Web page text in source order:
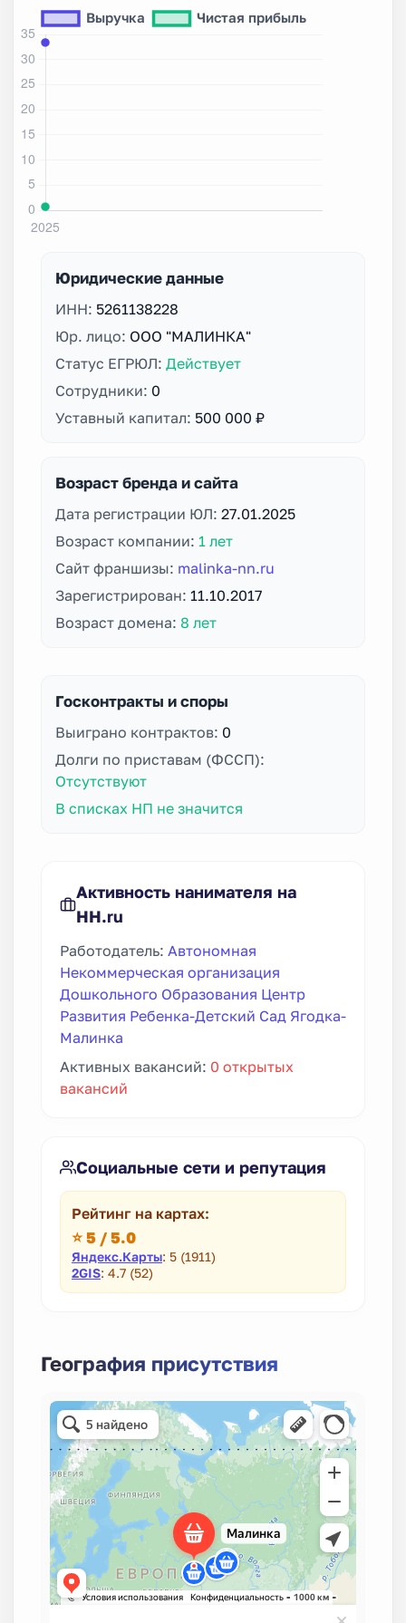
Юридические данные
ИНН: 5261138228
Юр. лицо: ООО "МАЛИНКА"
Статус ЕГРЮЛ: Действует
Сотрудники: 0
Уставный капитал: 500 000 ₽
Возраст бренда и сайта
Дата регистрации ЮЛ: 27.01.2025
Возраст компании: 1 лет
Сайт франшизы: malinka-nn.ru
Зарегистрирован: 11.10.2017
Возраст домена: 8 лет
Госконтракты и споры
Выиграно контрактов: 0
Долги по приставам (ФССП):
Отсутствуют
В списках НП не значится
Активность нанимателя на
HH.ru
Работодатель: Автономная
Некоммерческая организация
Дошкольного Образования Центр
Развития Ребенка-Детский Сад Ягодка-
Малинка
Активных вакансий: 0 открытых
вакансий
Социальные сети и репутация
Рейтинг на картах:
⭐ 5 / 5.0
Яндекс.Карты: 5 (1911)
2GIS: 4.7 (52)
География присутствия